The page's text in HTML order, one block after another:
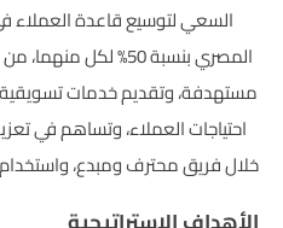
السعي لتوسيع قاعدة
المصري بنسبة 50%
مستهدفة، وتقديم خدمات
احتياجات العملاء، وتساهم في
خلال فريق محترف ومبدع، واستخدام